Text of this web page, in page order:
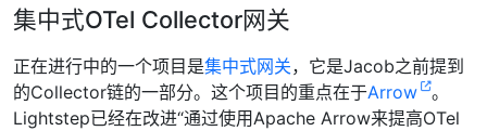
集中式OTel Collector网关
正在进行中的一个项目是集中式网关，它是Jacob之前提到
的Collector链的一部分。这个项目的重点在于Arrow
。
Lightstep已经在改进“通过使用Apache Arrow来提高OTel